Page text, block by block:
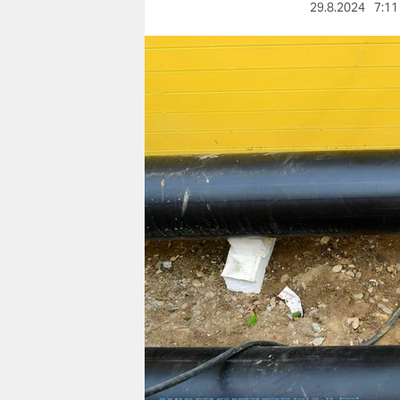
nord
verlag
verlag
veranstaltungen
shop
fragen & hilfe
unterstützen
abo
genossenschaft
29.8.2024